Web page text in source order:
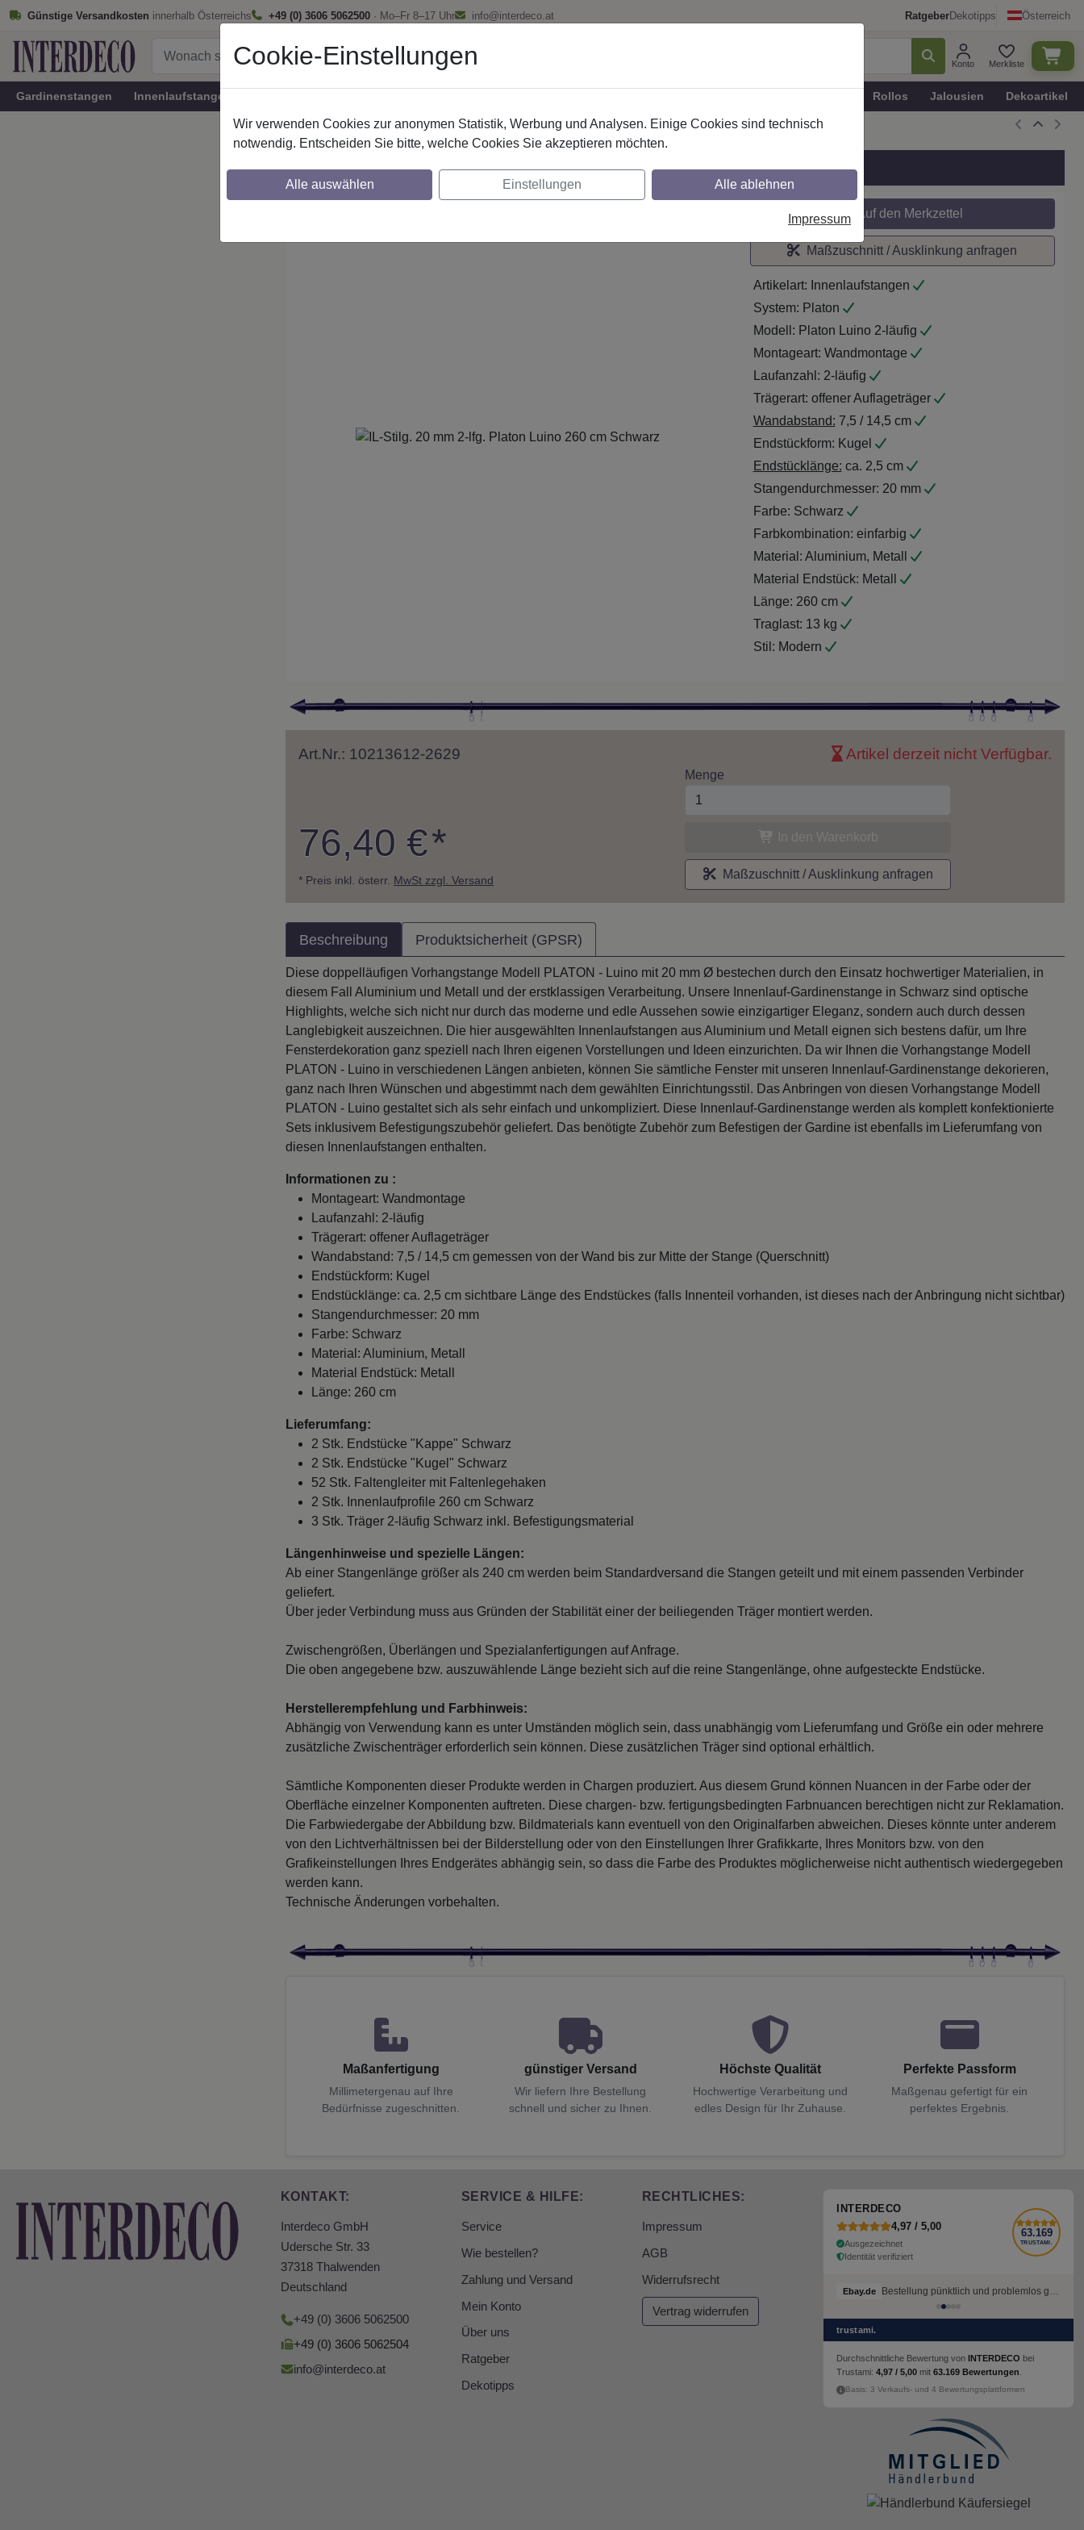
Günstige Versandkosten innerhalb Österreichs +49 (0) 3606 5062500 · Mo–Fr 8–17 Uhr info@interdeco.at RatgeberDekotipps Österreich
Konto Merkliste
Gardinenstangen Innenlaufstangen Rollos Jalousien Dekoartikel
IL-Stilg. 20 mm 2-lfg. Platon Luino 260 cm Schwarz
Maßzuschnitt möglich
Auf den Merkzettel
Maßzuschnitt / Ausklinkung anfragen
Artikelart: Innenlaufstangen
System: Platon
Modell: Platon Luino 2-läufig
Montageart: Wandmontage
Laufanzahl: 2-läufig
Trägerart: offener Auflageträger
Wandabstand: 7,5 / 14,5 cm
Endstückform: Kugel
Endstücklänge: ca. 2,5 cm
Stangendurchmesser: 20 mm
Farbe: Schwarz
Farbkombination: einfarbig
Material: Aluminium, Metall
Material Endstück: Metall
Länge: 260 cm
Traglast: 13 kg
Stil: Modern
Art.Nr.: 10213612-2629 Artikel derzeit nicht Verfügbar.
76,40 €*
* Preis inkl. österr. MwSt zzgl. Versand
Menge
Maßzuschnitt / Ausklinkung anfragen
Beschreibung Produktsicherheit (GPSR)
Diese doppelläufigen Vorhangstange Modell PLATON - Luino mit 20 mm Ø bestechen durch den Einsatz hochwertiger Materialien, in
diesem Fall Aluminium und Metall und der erstklassigen Verarbeitung. Unsere Innenlauf-Gardinenstange in Schwarz sind optische
Highlights, welche sich nicht nur durch das moderne und edle Aussehen sowie einzigartiger Eleganz, sondern auch durch dessen
Langlebigkeit auszeichnen. Die hier ausgewählten Innenlaufstangen aus Aluminium und Metall eignen sich bestens dafür, um Ihre
Fensterdekoration ganz speziell nach Ihren eigenen Vorstellungen und Ideen einzurichten. Da wir Ihnen die Vorhangstange Modell
PLATON - Luino in verschiedenen Längen anbieten, können Sie sämtliche Fenster mit unseren Innenlauf-Gardinenstange dekorieren,
ganz nach Ihren Wünschen und abgestimmt nach dem gewählten Einrichtungsstil. Das Anbringen von diesen Vorhangstange Modell
PLATON - Luino gestaltet sich als sehr einfach und unkompliziert. Diese Innenlauf-Gardinenstange werden als komplett konfektionierte
Sets inklusivem Befestigungszubehör geliefert. Das benötigte Zubehör zum Befestigen der Gardine ist ebenfalls im Lieferumfang von
diesen Innenlaufstangen enthalten.
Informationen zu :
Montageart: Wandmontage
Laufanzahl: 2-läufig
Trägerart: offener Auflageträger
Wandabstand: 7,5 / 14,5 cm gemessen von der Wand bis zur Mitte der Stange (Querschnitt)
Endstückform: Kugel
Endstücklänge: ca. 2,5 cm sichtbare Länge des Endstückes (falls Innenteil vorhanden, ist dieses nach der Anbringung nicht sichtbar)
Stangendurchmesser: 20 mm
Farbe: Schwarz
Material: Aluminium, Metall
Material Endstück: Metall
Länge: 260 cm
Lieferumfang:
2 Stk. Endstücke "Kappe" Schwarz
2 Stk. Endstücke "Kugel" Schwarz
52 Stk. Faltengleiter mit Faltenlegehaken
2 Stk. Innenlaufprofile 260 cm Schwarz
3 Stk. Träger 2-läufig Schwarz inkl. Befestigungsmaterial
Längenhinweise und spezielle Längen:
Ab einer Stangenlänge größer als 240 cm werden beim Standardversand die Stangen geteilt und mit einem passenden Verbinder
geliefert.
Über jeder Verbindung muss aus Gründen der Stabilität einer der beiliegenden Träger montiert werden.
Zwischengrößen, Überlängen und Spezialanfertigungen auf Anfrage.
Die oben angegebene bzw. auszuwählende Länge bezieht sich auf die reine Stangenlänge, ohne aufgesteckte Endstücke.
Herstellerempfehlung und Farbhinweis:
Abhängig von Verwendung kann es unter Umständen möglich sein, dass unabhängig vom Lieferumfang und Größe ein oder mehrere
zusätzliche Zwischenträger erforderlich sein können. Diese zusätzlichen Träger sind optional erhältlich.
Sämtliche Komponenten dieser Produkte werden in Chargen produziert. Aus diesem Grund können Nuancen in der Farbe oder der
Oberfläche einzelner Komponenten auftreten. Diese chargen- bzw. fertigungsbedingten Farbnuancen berechtigen nicht zur Reklamation.
Die Farbwiedergabe der Abbildung bzw. Bildmaterials kann eventuell von den Originalfarben abweichen. Dieses könnte unter anderem
von den Lichtverhältnissen bei der Bilderstellung oder von den Einstellungen Ihrer Grafikkarte, Ihres Monitors bzw. von den
Grafikeinstellungen Ihres Endgerätes abhängig sein, so dass die Farbe des Produktes möglicherweise nicht authentisch wiedergegeben
werden kann.
Technische Änderungen vorbehalten.
Maßanfertigung
Millimetergenau auf Ihre
Bedürfnisse zugeschnitten.
günstiger Versand
Wir liefern Ihre Bestellung
schnell und sicher zu Ihnen.
Höchste Qualität
Hochwertige Verarbeitung und
edles Design für Ihr Zuhause.
Perfekte Passform
Maßgenau gefertigt für ein
perfektes Ergebnis.
KONTAKT:
Interdeco GmbH
Udersche Str. 33
37318 Thalwenden
Deutschland
+49 (0) 3606 5062500
+49 (0) 3606 5062504
info@interdeco.at
SERVICE & HILFE:
Service
Wie bestellen?
Zahlung und Versand
Mein Konto
Über uns
Ratgeber
Dekotipps
RECHTLICHES:
Impressum
AGB
Widerrufsrecht
Vertrag widerrufen
INTERDECO
4,97 / 5,00
Ausgezeichnet
Identität verifiziert
63.169
TRUSTAMI.
Ebay.de Bestellung pünktlich und problemlos geliefert
trustami.
Durchschnittliche Bewertung von INTERDECO bei
Trustami: 4,97 / 5,00 mit 63.169 Bewertungen
Basis: 3 Verkaufs- und 4 Bewertungsplattformen
Cookie-Einstellungen
Wir verwenden Cookies zur anonymen Statistik, Werbung und Analysen. Einige Cookies sind technisch
notwendig. Entscheiden Sie bitte, welche Cookies Sie akzeptieren möchten.
Alle auswählen Einstellungen Alle ablehnen
Impressum